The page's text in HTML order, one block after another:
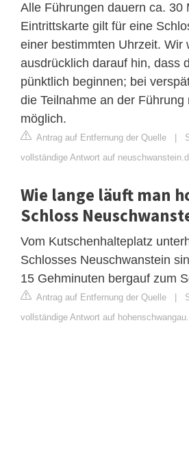
Alle Führungen dauern ca. 30
Eintrittskarte gilt für eine
einer bestimmten Uhrzeit. Wir
ausdrücklich darauf hin, dass
pünktlich beginnen; bei
die Teilnahme an der Führung
möglich.
Antrag auf Entfernung der Quelle
vollständige Antwort auf
Wie lange läuft man
Schloss
Vom Kutschenhalteplatz
Schlosses Neuschwanstein
15 Gehminuten bergauf zum
Antrag auf Entfernung der Quelle
vollständige Antwort auf